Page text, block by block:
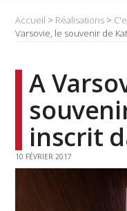
Accueil > Réalisations >
Varsovie, le souvenir de
A
inscrit
10 FÉVRIER 2017